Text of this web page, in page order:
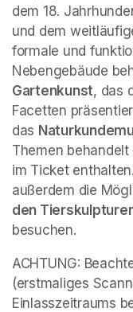
dem 18.
und dem
formale und
Nebengebäude
Gartenkunst, das
Facetten
das
Themen
im Ticket
außerdem die
den
besuchen.
ACHTUNG:
(erstmaliges
Einlasszeitraums